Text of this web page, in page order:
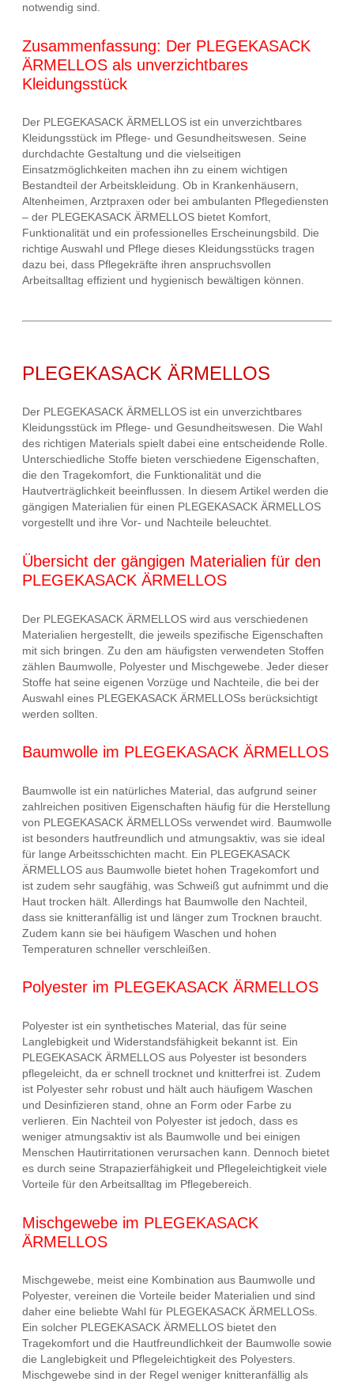
notwendig sind.
Zusammenfassung: Der PLEGEKASACK
ÄRMELLOS als unverzichtbares
Kleidungsstück
Der PLEGEKASACK ÄRMELLOS ist ein unverzichtbares
Kleidungsstück im Pflege- und Gesundheitswesen. Seine
durchdachte Gestaltung und die vielseitigen
Einsatzmöglichkeiten machen ihn zu einem wichtigen
Bestandteil der Arbeitskleidung. Ob in Krankenhäusern,
Altenheimen, Arztpraxen oder bei ambulanten Pflegediensten
– der PLEGEKASACK ÄRMELLOS bietet Komfort,
Funktionalität und ein professionelles Erscheinungsbild. Die
richtige Auswahl und Pflege dieses Kleidungsstücks tragen
dazu bei, dass Pflegekräfte ihren anspruchsvollen
Arbeitsalltag effizient und hygienisch bewältigen können.
PLEGEKASACK ÄRMELLOS
Der PLEGEKASACK ÄRMELLOS ist ein unverzichtbares
Kleidungsstück im Pflege- und Gesundheitswesen. Die Wahl
des richtigen Materials spielt dabei eine entscheidende Rolle.
Unterschiedliche Stoffe bieten verschiedene Eigenschaften,
die den Tragekomfort, die Funktionalität und die
Hautverträglichkeit beeinflussen. In diesem Artikel werden die
gängigen Materialien für einen PLEGEKASACK ÄRMELLOS
vorgestellt und ihre Vor- und Nachteile beleuchtet.
Übersicht der gängigen Materialien für den
PLEGEKASACK ÄRMELLOS
Der PLEGEKASACK ÄRMELLOS wird aus verschiedenen
Materialien hergestellt, die jeweils spezifische Eigenschaften
mit sich bringen. Zu den am häufigsten verwendeten Stoffen
zählen Baumwolle, Polyester und Mischgewebe. Jeder dieser
Stoffe hat seine eigenen Vorzüge und Nachteile, die bei der
Auswahl eines PLEGEKASACK ÄRMELLOSs berücksichtigt
werden sollten.
Baumwolle im PLEGEKASACK ÄRMELLOS
Baumwolle ist ein natürliches Material, das aufgrund seiner
zahlreichen positiven Eigenschaften häufig für die Herstellung
von PLEGEKASACK ÄRMELLOSs verwendet wird. Baumwolle
ist besonders hautfreundlich und atmungsaktiv, was sie ideal
für lange Arbeitsschichten macht. Ein PLEGEKASACK
ÄRMELLOS aus Baumwolle bietet hohen Tragekomfort und
ist zudem sehr saugfähig, was Schweiß gut aufnimmt und die
Haut trocken hält. Allerdings hat Baumwolle den Nachteil,
dass sie knitteranfällig ist und länger zum Trocknen braucht.
Zudem kann sie bei häufigem Waschen und hohen
Temperaturen schneller verschleißen.
Polyester im PLEGEKASACK ÄRMELLOS
Polyester ist ein synthetisches Material, das für seine
Langlebigkeit und Widerstandsfähigkeit bekannt ist. Ein
PLEGEKASACK ÄRMELLOS aus Polyester ist besonders
pflegeleicht, da er schnell trocknet und knitterfrei ist. Zudem
ist Polyester sehr robust und hält auch häufigem Waschen
und Desinfizieren stand, ohne an Form oder Farbe zu
verlieren. Ein Nachteil von Polyester ist jedoch, dass es
weniger atmungsaktiv ist als Baumwolle und bei einigen
Menschen Hautirritationen verursachen kann. Dennoch bietet
es durch seine Strapazierfähigkeit und Pflegeleichtigkeit viele
Vorteile für den Arbeitsalltag im Pflegebereich.
Mischgewebe im PLEGEKASACK
ÄRMELLOS
Mischgewebe, meist eine Kombination aus Baumwolle und
Polyester, vereinen die Vorteile beider Materialien und sind
daher eine beliebte Wahl für PLEGEKASACK ÄRMELLOSs.
Ein solcher PLEGEKASACK ÄRMELLOS bietet den
Tragekomfort und die Hautfreundlichkeit der Baumwolle sowie
die Langlebigkeit und Pflegeleichtigkeit des Polyesters.
Mischgewebe sind in der Regel weniger knitteranfällig als